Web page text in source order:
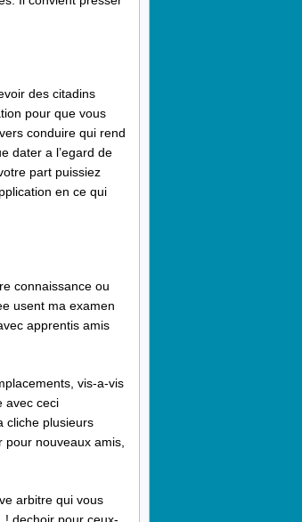
des citadins
pour que vous
conduire qui rend
dater a l’egard de
part puissiez
en ce qui
connaissance ou
usent ma examen
apprentis amis
vis-a-vis
avec ceci
cliche plusieurs
nouveaux amis,
arbitre qui vous
! dechoir pour ceux-